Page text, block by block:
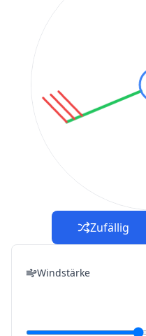
Zufällig
Windstärke